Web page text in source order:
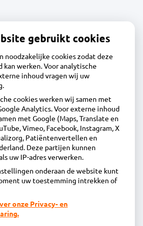
Uitgeest
over uw
gebruikt cookies
noodzakelijke cookies zodat deze
kan werken. Voor analytische
inhoud vragen wij uw
cookies werken wij samen met
Analytics. Voor externe inhoud
met Google (Maps, Translate en
Vimeo, Facebook, Instagram, X
Patiëntenvertellen en
Deze partijen kunnen
uw IP-adres verwerken.
onderaan de website kunt
uw toestemming intrekken of
onze Privacy- en